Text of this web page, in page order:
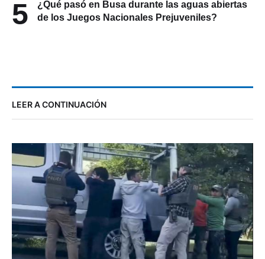
5
¿Qué pasó en Busa durante las aguas abiertas
LEER A CONTINUACIÓN